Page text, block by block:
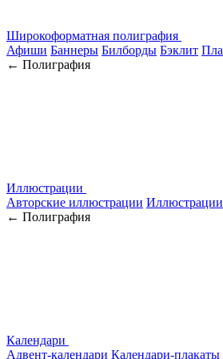
Широкоформатная полиграфия
Афиши Баннеры Билборды Бэклит
← Полиграфия
Иллюстрации
Авторские иллюстрации
← Полиграфия
Календари
Адвент-календари Календари-плакаты